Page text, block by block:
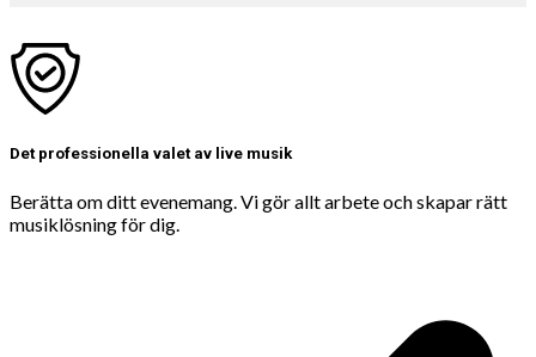
Det professionella valet av live musik
Berätta om ditt evenemang. Vi gör allt arbete och skapar rätt
musiklösning för dig.